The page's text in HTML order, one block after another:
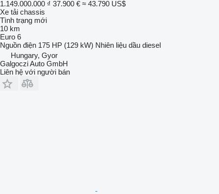
1.149.000.000 ₫ 37.900 € ≈ 43.790 US$
Xe tải chassis
Tình trạng mới
10 km
Euro 6
Nguồn điện 175 HP (129 kW) Nhiên liệu dầu diesel
Hungary, Gyor
Galgoczi Auto GmbH
Liên hệ với người bán